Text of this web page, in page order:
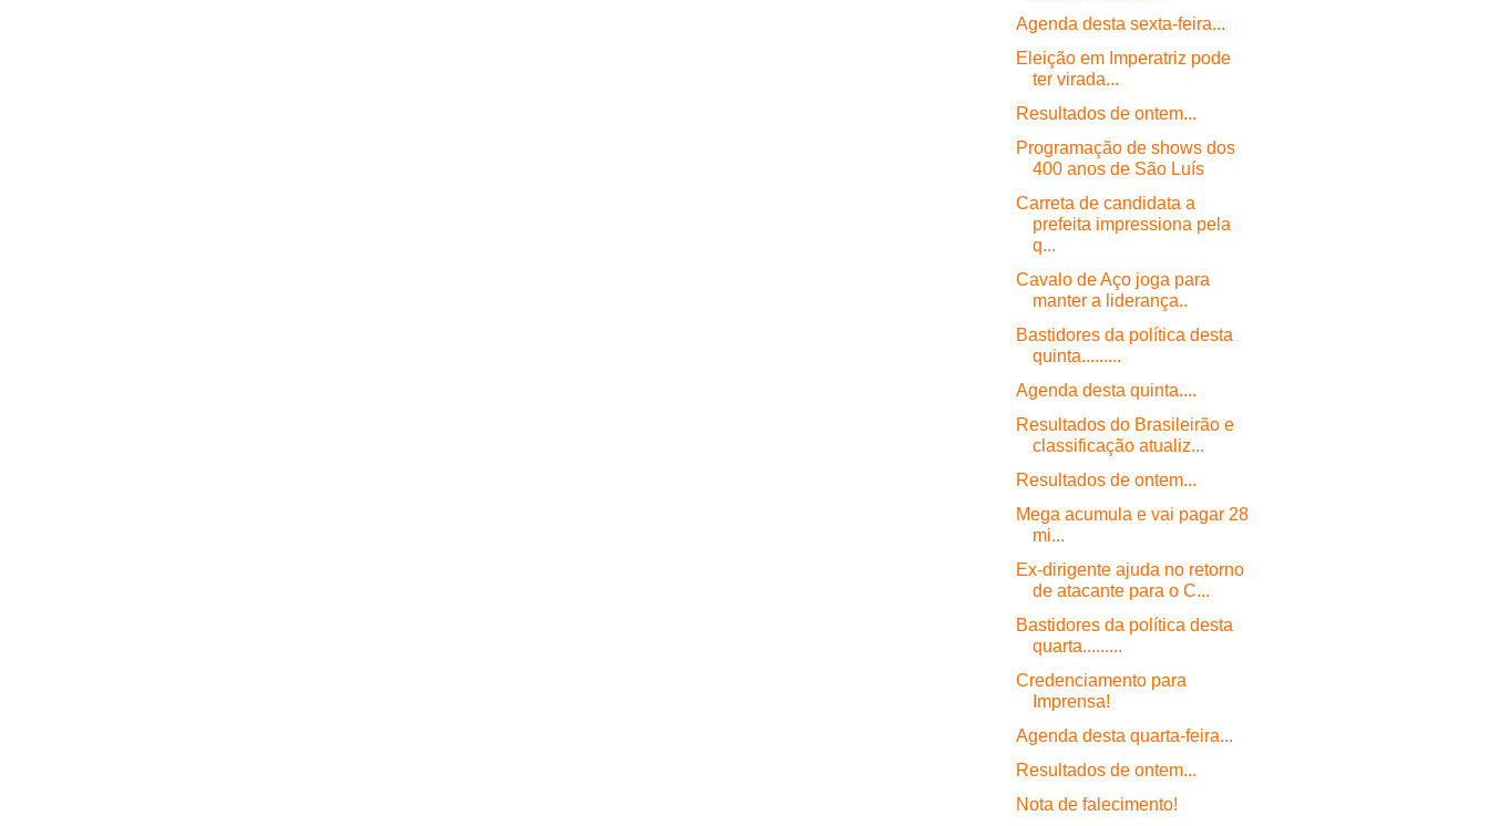
Agenda desta sexta-feira...
Eleição em Imperatriz pode
ter virada...
Resultados de ontem...
Programação de shows dos
400 anos de São Luís
Carreta de candidata a
prefeita impressiona pela
q...
Cavalo de Aço joga para
manter a liderança..
Bastidores da política desta
quinta.........
Agenda desta quinta....
Resultados do Brasileirão e
classificação atualiz...
Resultados de ontem...
Mega acumula e vai pagar 28
mi...
Ex-dirigente ajuda no retorno
de atacante para o C...
Bastidores da política desta
quarta.........
Credenciamento para
Imprensa!
Agenda desta quarta-feira...
Resultados de ontem...
Nota de falecimento!